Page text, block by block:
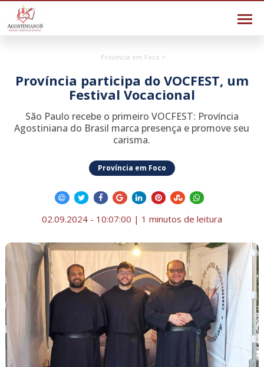
Província em Foco >
Província participa do VOCFEST, um
Festival Vocacional
São Paulo recebe o primeiro VOCFEST: Província
Agostiniana do Brasil marca presença e promove seu
carisma.
Província em Foco
02.09.2024 - 10:07:00 | 1 minutos de leitura